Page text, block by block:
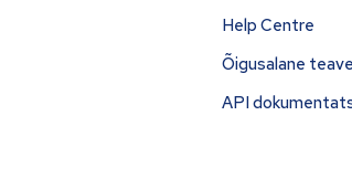
Help Centre
Õigusalane
API